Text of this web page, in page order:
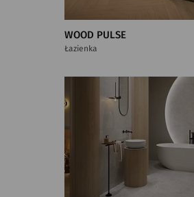
WOOD PULSE
Łazienka